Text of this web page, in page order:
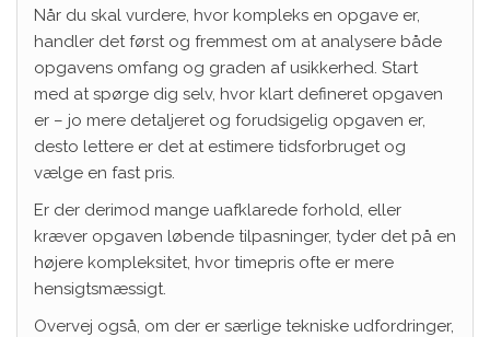
Når du skal vurdere, hvor kompleks en opgave er,
handler det først og fremmest om at analysere både
opgavens omfang og graden af usikkerhed. Start
med at spørge dig selv, hvor klart defineret opgaven
er – jo mere detaljeret og forudsigelig opgaven er,
desto lettere er det at estimere tidsforbruget og
vælge en fast pris.
Er der derimod mange uafklarede forhold, eller
kræver opgaven løbende tilpasninger, tyder det på en
højere kompleksitet, hvor timepris ofte er mere
hensigtsmæssigt.
Overvej også, om der er særlige tekniske udfordringer,